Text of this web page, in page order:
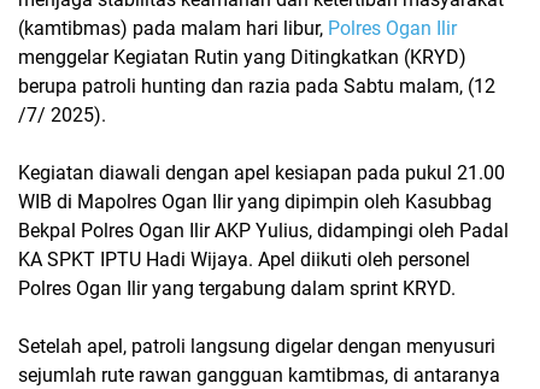
(kamtibmas) pada malam hari libur, Polres Ogan Ilir
menggelar Kegiatan Rutin yang Ditingkatkan (KRYD)
berupa patroli hunting dan razia pada Sabtu malam, (12
/7/ 2025).
Kegiatan diawali dengan apel kesiapan pada pukul 21.00
WIB di Mapolres Ogan Ilir yang dipimpin oleh Kasubbag
Bekpal Polres Ogan Ilir AKP Yulius, didampingi oleh Padal
KA SPKT IPTU Hadi Wijaya. Apel diikuti oleh personel
Polres Ogan Ilir yang tergabung dalam sprint KRYD.
Setelah apel, patroli langsung digelar dengan menyusuri
sejumlah rute rawan gangguan kamtibmas, di antaranya